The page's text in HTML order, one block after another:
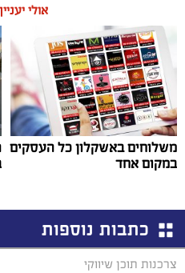
אולי
משלוחים באשקלון כל העסקים
במקום אחד
כתבות נוספות
צרכנות תוכן שיווקי